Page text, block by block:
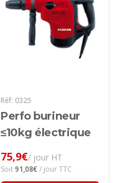
Réf: 0325
Perfo burineur
≤10kg électrique
75,9€/ jour HT
Soit91,08€ / jour TTC